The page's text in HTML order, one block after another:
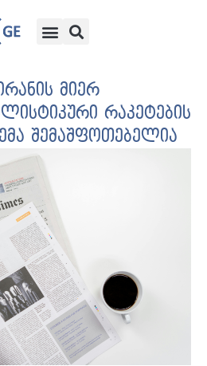
მიერ
რაკეტების
შემაშფოთებელია